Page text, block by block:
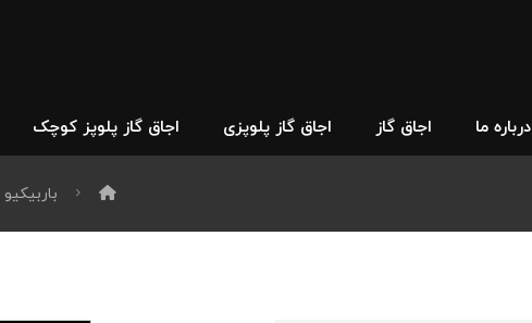
درباره ما اجاق گاز اجاق گاز پلوپزی اجاق گاز پلوپز کوچک
باربیکیو